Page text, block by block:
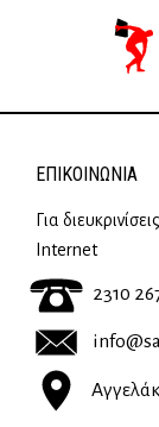
ΕΠΙΚΟΙΝΩΝΊΑ
Για
Internet
2310